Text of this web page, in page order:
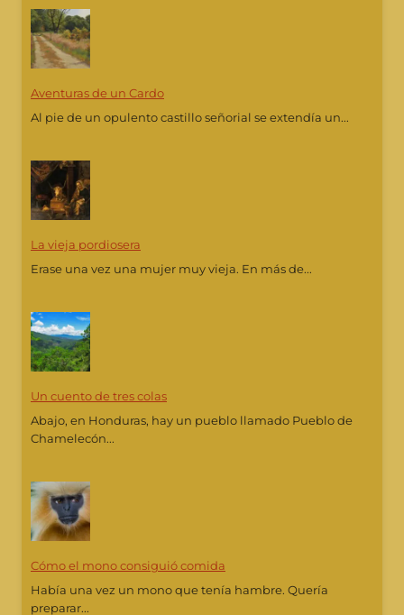
Aventuras de un Cardo
Al pie de un opulento castillo señorial se extendía un...
La vieja pordiosera
Erase una vez una mujer muy vieja. En más de...
Un cuento de tres colas
Abajo, en Honduras, hay un pueblo llamado Pueblo de
Chamelecón...
Cómo el mono consiguió comida
Había una vez un mono que tenía hambre. Quería
preparar...